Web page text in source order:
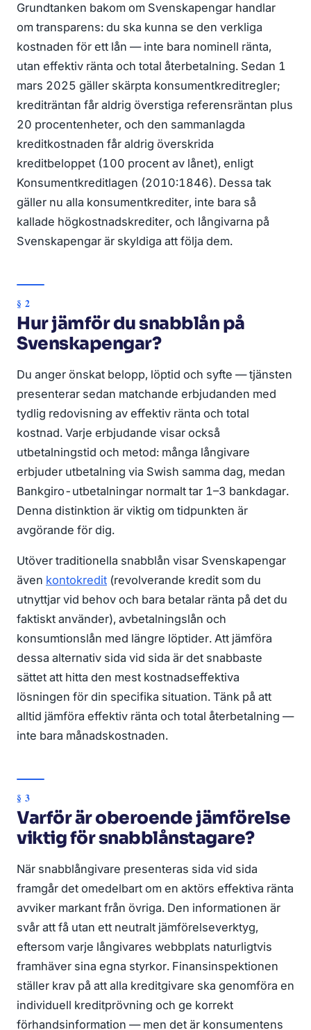
Grundtanken bakom om Svenskapengar handlar
om transparens: du ska kunna se den verkliga
kostnaden för ett lån — inte bara nominell ränta,
utan effektiv ränta och total återbetalning. Sedan 1
mars 2025 gäller skärpta konsumentkreditregler;
krediträntan får aldrig överstiga referensräntan plus
20 procentenheter, och den sammanlagda
kreditkostnaden får aldrig överskrida
kreditbeloppet (100 procent av lånet), enligt
Konsumentkreditlagen (2010:1846). Dessa tak
gäller nu alla konsumentkrediter, inte bara så
kallade högkostnadskrediter, och långivarna på
Svenskapengar är skyldiga att följa dem.
Hur jämför du snabblån på
Svenskapengar?
Du anger önskat belopp, löptid och syfte — tjänsten
presenterar sedan matchande erbjudanden med
tydlig redovisning av effektiv ränta och total
kostnad. Varje erbjudande visar också
utbetalningstid och metod: många långivare
erbjuder utbetalning via Swish samma dag, medan
Bankgiro-utbetalningar normalt tar 1–3 bankdagar.
Denna distinktion är viktig om tidpunkten är
avgörande för dig.
Utöver traditionella snabblån visar Svenskapengar
även kontokredit (revolverande kredit som du
utnyttjar vid behov och bara betalar ränta på det du
faktiskt använder), avbetalningslån och
konsumtionslån med längre löptider. Att jämföra
dessa alternativ sida vid sida är det snabbaste
sättet att hitta den mest kostnadseffektiva
lösningen för din specifika situation. Tänk på att
alltid jämföra effektiv ränta och total återbetalning —
inte bara månadskostnaden.
Varför är oberoende jämförelse
viktig för snabblånstagare?
När snabblångivare presenteras sida vid sida
framgår det omedelbart om en aktörs effektiva ränta
avviker markant från övriga. Den informationen är
svår att få utan ett neutralt jämförelseverktyg,
eftersom varje långivares webbplats naturligtvis
framhäver sina egna styrkor. Finansinspektionen
ställer krav på att alla kreditgivare ska genomföra en
individuell kreditprövning och ge korrekt
förhandsinformation — men det är konsumentens